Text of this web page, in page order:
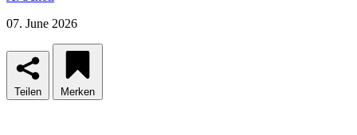
07. June 2026
Teilen Merken